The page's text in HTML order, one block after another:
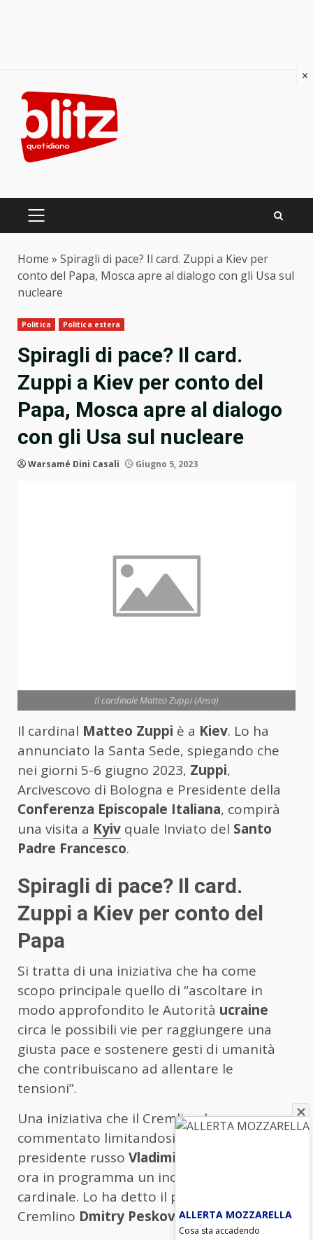
content
PRIMARY
Home » Spiragli di pace? Il card. Zuppi a Kiev per
conto del Papa, Mosca apre al dialogo con gli Usa sul
nucleare
Politica Politica estera
Spiragli di pace? Il card.
Zuppi a Kiev per conto del
Papa, Mosca apre al dialogo
con gli Usa sul nucleare
Warsamé Dini Casali Giugno 5, 2023
Il cardinale Matteo Zuppi (Ansa)
Il cardinal Matteo Zuppi è a Kiev. Lo ha
annunciato la Santa Sede, spiegando che
nei giorni 5-6 giugno 2023, Zuppi,
Arcivescovo di Bologna e Presidente della
Conferenza Episcopale Italiana, compirà
una visita a Kyiv quale Inviato del Santo
Padre Francesco.
Spiragli di pace? Il card.
Zuppi a Kiev per conto del
Papa
Si tratta di una iniziativa che ha come
scopo principale quello di “ascoltare in
modo approfondito le Autorità ucraine
circa le possibili vie per raggiungere una
giusta pace e sostenere gesti di umanità
che contribuiscano ad allentare le
tensioni”.
Una iniziativa che il Cremlino ha
commentato limitandosi a precisare che il
presidente russo Vladimir Putin
ora in programma un incontro con il
cardinale. Lo ha detto il portavoce del
Cremlino Dmitry Peskov citato dalla Tass.
×
ALLERTA MOZZARELLA
Cosa sta accadendo